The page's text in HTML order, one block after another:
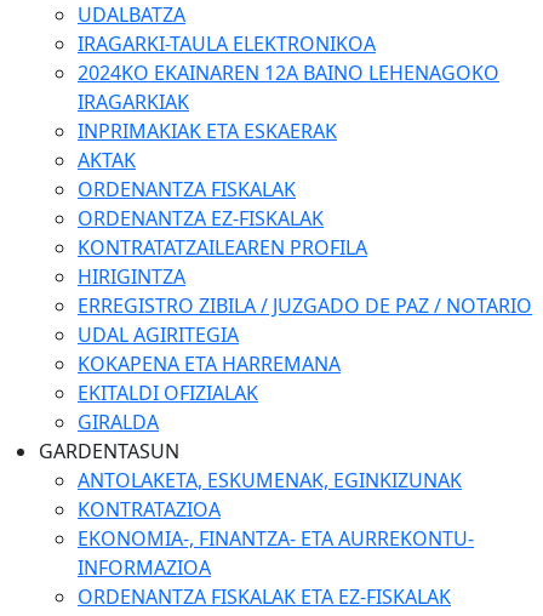
UDALBATZA
IRAGARKI-TAULA ELEKTRONIKOA
2024KO EKAINAREN 12A BAINO LEHENAGOKO
IRAGARKIAK
INPRIMAKIAK ETA ESKAERAK
AKTAK
ORDENANTZA FISKALAK
ORDENANTZA EZ-FISKALAK
KONTRATATZAILEAREN PROFILA
HIRIGINTZA
ERREGISTRO ZIBILA / JUZGADO DE PAZ / NOTARIO
UDAL AGIRITEGIA
KOKAPENA ETA HARREMANA
EKITALDI OFIZIALAK
GIRALDA
GARDENTASUN
ANTOLAKETA, ESKUMENAK, EGINKIZUNAK
KONTRATAZIOA
EKONOMIA-, FINANTZA- ETA AURREKONTU-
INFORMAZIOA
ORDENANTZA FISKALAK ETA EZ-FISKALAK